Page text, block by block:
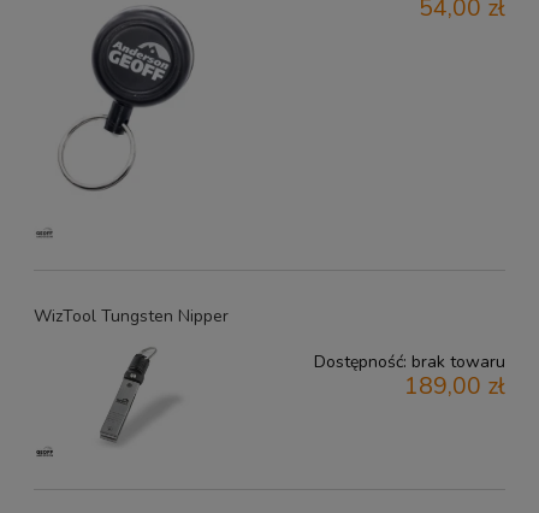
54,00 zł
WizTool Tungsten Nipper
Dostępność: brak towaru
189,00 zł